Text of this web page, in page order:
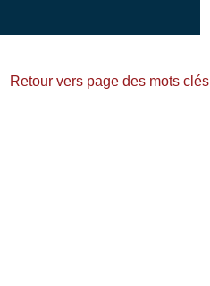
Retour vers page des mots clés